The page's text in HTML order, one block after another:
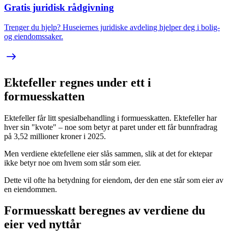
Gratis juridisk rådgivning
Trenger du hjelp? Huseiernes juridiske avdeling hjelper deg i bolig-
og eiendomssaker.
Ektefeller regnes under ett i
formuesskatten
Ektefeller får litt spesialbehandling i formuesskatten. Ektefeller har
hver sin "kvote" – noe som betyr at paret under ett får bunnfradrag
på 3,52 millioner kroner i 2025.
Men verdiene ektefellene eier slås sammen, slik at det for ektepar
ikke betyr noe om hvem som står som eier.
Dette vil ofte ha betydning for eiendom, der den ene står som eier av
en eiendommen.
Formuesskatt beregnes av verdiene du
eier ved nyttår